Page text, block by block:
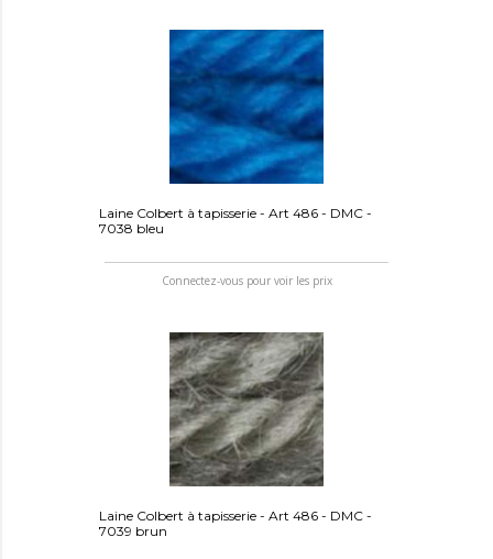
Laine Colbert à tapisserie - Art 486 - DMC -
7038 bleu
Connectez-vous pour voir les prix
Laine Colbert à tapisserie - Art 486 - DMC -
7039 brun